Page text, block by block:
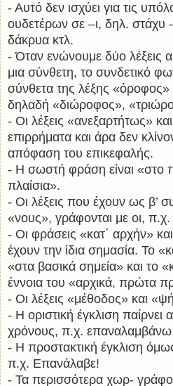
- Αυτό δεν ισχύει για τις
ουδετέρων σε –ι, δηλ. στάχυ
δάκρυα κτλ.
- Όταν ενώνουμε δύο λέξεις
μια σύνθετη, το συνδετικό
σύνθετα της λέξης
δηλαδή «διώροφος»,
- Οι λέξεις «ανεξαρτήτως»
επιρρήματα και άρα δεν
απόφαση του επικεφαλής.
- Η σωστή φράση είναι «στο
πλαίσια».
- Οι λέξεις που έχουν ως β’
«νους», γράφονται με οι,
- Οι φράσεις «κατ΄ αρχήν»
έχουν την ίδια σημασία. Το
«στα βασικά σημεία» και το
έννοια του «αρχικά, πρώτα
- Οι λέξεις «μέθοδος» και
- Η οριστική έγκλιση παίρνει
χρόνους, π.χ. επαναλαμβάνω
- Η προστακτική έγκλιση
π.χ. Επανάλαβε!
- Τα περισσότερα χωρ-